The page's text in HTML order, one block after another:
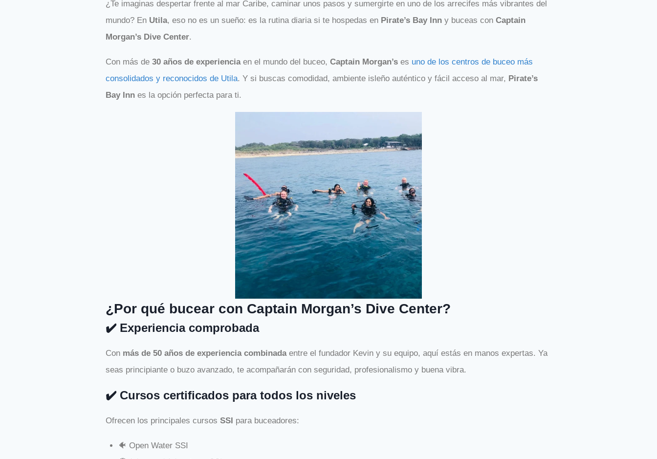
¿Te imaginas despertar frente al mar Caribe, caminar unos pasos y sumergirte en uno de los arrecifes más vibrantes del
mundo? En Utila, eso no es un sueño: es la rutina diaria si te hospedas en Pirate’s Bay Inn y buceas con Captain
Morgan’s Dive Center.
Con más de 30 años de experienciaen el mundo del buceo, Captain Morgan’s es uno de los centros de buceo más
consolidados y reconocidos de Utila. Y si buscas comodidad, ambiente isleño auténtico y fácil acceso al mar, Pirate’s
Bay Inn es la opción perfecta para ti.
¿Por qué bucear con Captain Morgan’s Dive Center?
✔️ Experiencia comprobada
Con más de 50 años de experiencia combinadaentre el fundador Kevin y su equipo, aquí estás en manos expertas. Ya
seas principiante o buzo avanzado, te acompañarán con seguridad, profesionalismo y buena vibra.
✔️ Cursos certificados para todos los niveles
Ofrecen los principales cursos SSI para buceadores:
🐠 Open Water SSI